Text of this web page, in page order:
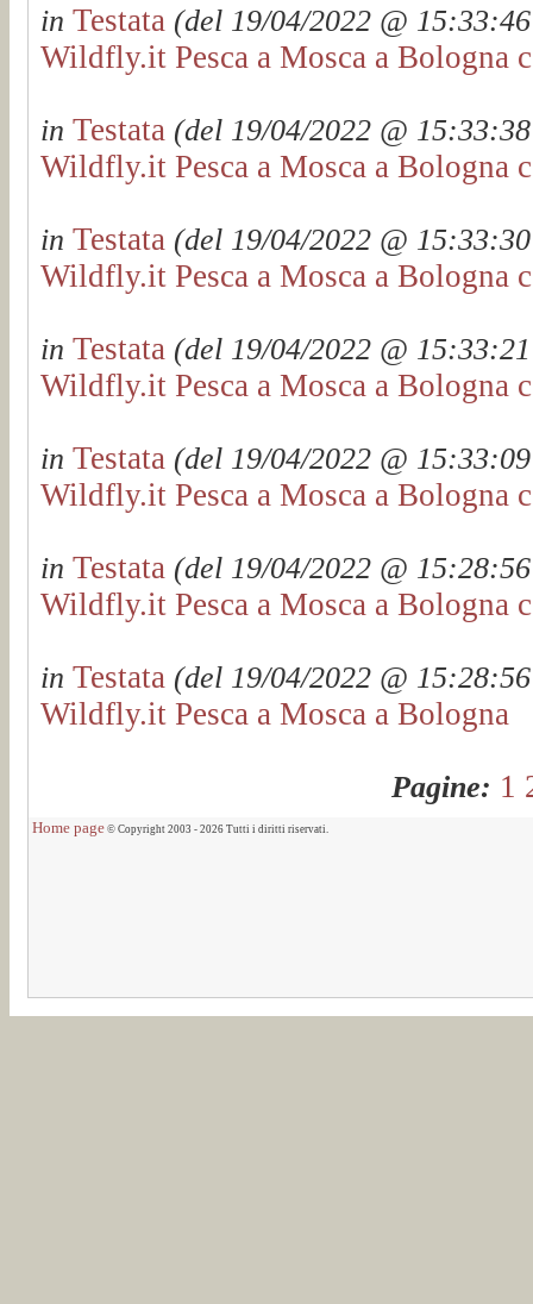
in Testata (del 19/04/2022 @
Wildfly.it Pesca a Mosca a Bologna
in Testata (del 19/04/2022 @
Wildfly.it Pesca a Mosca a Bologna
in Testata (del 19/04/2022 @
Wildfly.it Pesca a Mosca a Bologna
in Testata (del 19/04/2022 @
Wildfly.it Pesca a Mosca a Bologna
in Testata (del 19/04/2022 @
Wildfly.it Pesca a Mosca a Bologna
in Testata (del 19/04/2022 @
Wildfly.it Pesca a Mosca a Bologna
in Testata (del 19/04/2022 @
Wildfly.it Pesca a Mosca a Bologna
Pagine: 1
Home page © Copyright 2003 - 2026 Tutti i diritti riservati.